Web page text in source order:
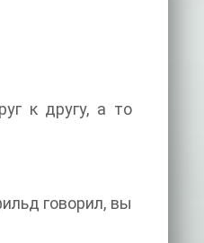
к другу, а то
говорил, вы